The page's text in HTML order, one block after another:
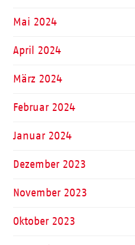
Mai 2024
April 2024
März 2024
Februar 2024
Januar 2024
Dezember 2023
November 2023
Oktober 2023